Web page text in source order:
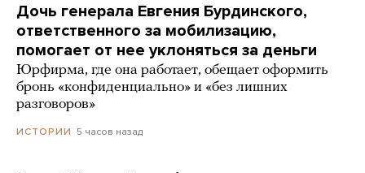
Дочь генерала Евгения Бурдинского,
ответственного за мобилизацию,
помогает от нее уклоняться за деньги
Юрфирма, где она работает, обещает оформить
бронь «конфиденциально» и «без лишних
разговоров»
ИСТОРИИ 5 часов назад